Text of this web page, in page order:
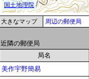
大きなマップ 周辺の郵便局
近隣の郵便局
局名
美作宇野簡易